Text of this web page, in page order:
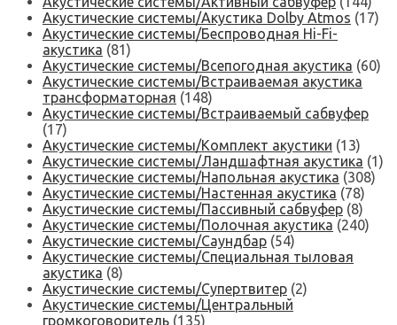
Акустические системы/Акустика Dolby Atmos (17)
Акустические системы/Беспроводная Hi-Fi-
акустика (81)
Акустические системы/Всепогодная акустика (60)
Акустические системы/Встраиваемая акустика
трансформаторная (148)
Акустические системы/Встраиваемый сабвуфер
(17)
Акустические системы/Комплект акустики (13)
Акустические системы/Ландшафтная акустика (1)
Акустические системы/Напольная акустика (308)
Акустические системы/Настенная акустика (78)
Акустические системы/Пассивный сабвуфер (8)
Акустические системы/Полочная акустика (240)
Акустические системы/Саундбар (54)
Акустические системы/Специальная тыловая
акустика (8)
Акустические системы/Супертвитер (2)
Акустические системы/Центральный
громкоговоритель (135)